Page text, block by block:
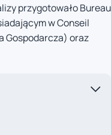
przygotowało Bureau
w Conseil
Gospodarcza) oraz